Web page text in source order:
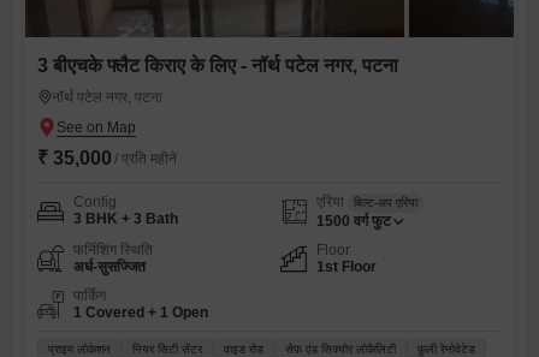
3 बीएचके फ्लैट किराए के लिए - नॉर्थ पटेल नगर, पटना
नॉर्थ पटेल नगर, पटना
₹ 35,000 / प्रति महीने
Config
3 BHK + 3 Bath
एरिया बिल्ट-अप एरिया
1500 वर्ग फुट
फर्निशिंग स्थिति
अर्ध-सुसज्जित
Floor
1st Floor
पार्किंग
1 Covered + 1 Open
प्राइम लोकेशन नियर सिटी सेंटर वाइड रोड सेफ़ एंड सिक्योर लोकैलिटी फ़ुली रेनोवेटेड